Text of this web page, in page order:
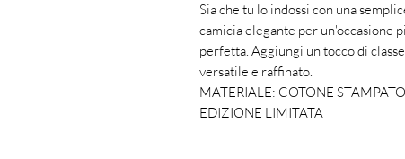
Sia che tu lo indossi con una
camicia elegante per un'occasione
perfetta. Aggiungi un tocco di
versatile e raffinato.
MATERIALE: COTONE
EDIZIONE LIMITATA